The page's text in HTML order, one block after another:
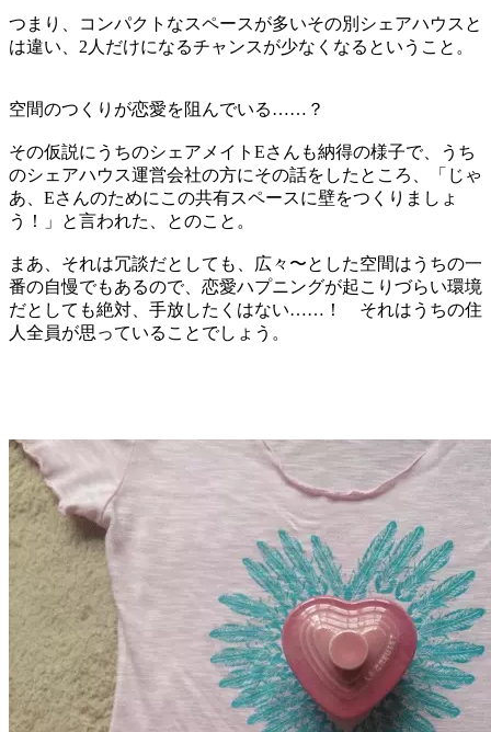
つまり、コンパクトなスペースが多いその別シェアハウスと
は違い、2人だけになるチャンスが少なくなるということ。
空間のつくりが恋愛を阻んでいる……？
その仮説にうちのシェアメイトEさんも納得の様子で、うち
のシェアハウス運営会社の方にその話をしたところ、「じゃ
あ、Eさんのためにこの共有スペースに壁をつくりましょ
う！」と言われた、とのこと。
まあ、それは冗談だとしても、広々〜とした空間はうちの一
番の自慢でもあるので、恋愛ハプニングが起こりづらい環境
だとしても絶対、手放したくはない……！ それはうちの住
人全員が思っていることでしょう。